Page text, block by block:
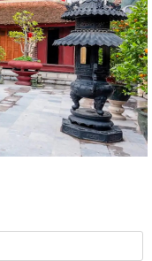
ngoài là chuyên gia,
chí, định mức phân bổ
khẩn cấp đối với các hộ
HĐND ngày 29/3/2016